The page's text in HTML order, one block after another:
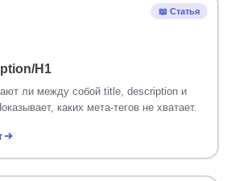
H1
ли между собой title, description и
каких мета-тегов не хватает.
📖 Статья